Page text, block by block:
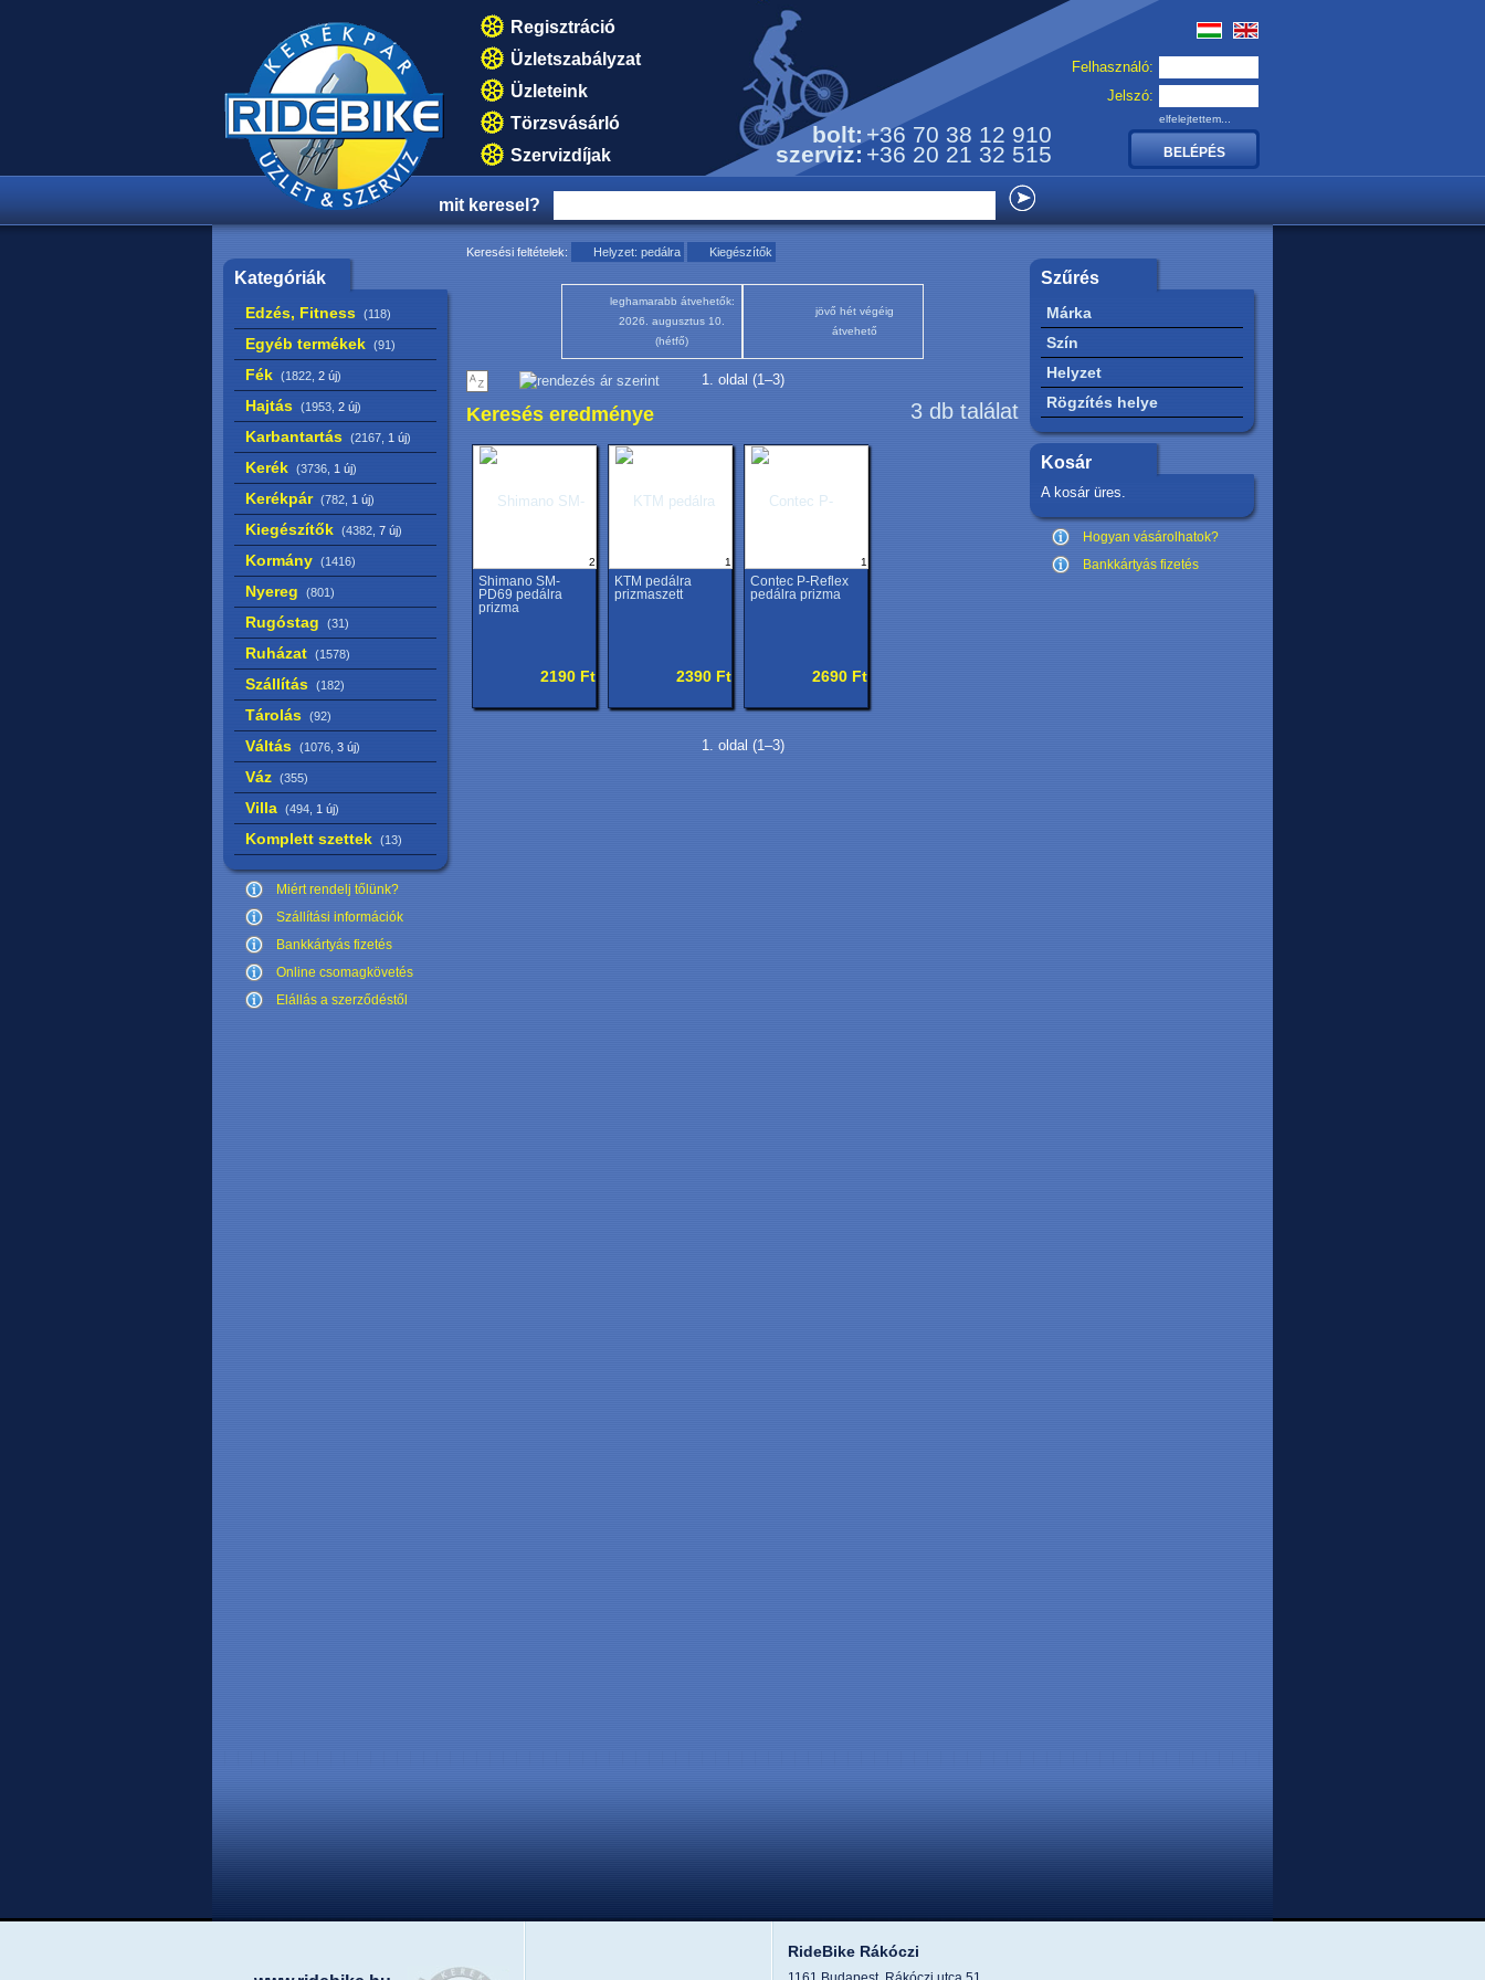
Regisztráció
Üzletszabályzat
Üzleteink
Törzsvásárló
Szervizdíjak
bolt: +36 70 38 12 910
szerviz: +36 20 21 32 515
Felhasználó:
Jelszó:
elfelejtettem...
mit keresel?
Kategóriák
Edzés, Fitness (118)
Egyéb termékek (91)
Fék (1822, 2 új)
Hajtás (1953, 2 új)
Karbantartás (2167, 1 új)
Kerék (3736, 1 új)
Kerékpár (782, 1 új)
Kiegészítők (4382, 7 új)
Kormány (1416)
Nyereg (801)
Rugóstag (31)
Ruházat (1578)
Szállítás (182)
Tárolás (92)
Váltás (1076, 3 új)
Váz (355)
Villa (494, 1 új)
Komplett szettek (13)
Miért rendelj tőlünk?
Szállítási információk
Bankkártyás fizetés
Online csomagkövetés
Elállás a szerződéstől
Keresési feltételek: Helyzet: pedálra Kiegészítők
leghamarabb átvehetők:
2026. augusztus 10.
(hétfő)
jövő hét végéig
átvehető
1. oldal (1–3)
3 db találat
Keresés eredménye
2
Shimano SM-
PD69 pedálra
prizma
2190 Ft
1
KTM pedálra
prizmaszett
2390 Ft
1
Contec P-Reflex
pedálra prizma
2690 Ft
1. oldal (1–3)
Szűrés
Márka
Szín
Helyzet
Rögzítés helye
Kosár
A kosár üres.
Hogyan vásárolhatok?
Bankkártyás fizetés
RideBike Rákóczi